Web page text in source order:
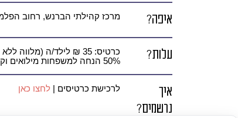
איפה? מרכז קהילתי הברנש, רחוב הפלמ"ח 37 הוד
עלות?
כרטיס: 35 ₪ לילד/ה (מלווה ללא עלות)
50% הנחה למשפחות מילואים וקבע
איך
נרשמים?
לרכישת כרטיסים | לחצו כאן